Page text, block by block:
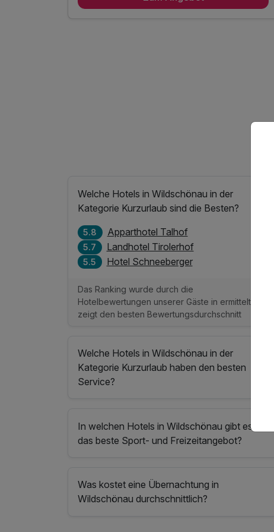
Welche Hotels in Wildschönau in der
Kategorie Kurzurlaub sind die Besten?
5.8 Apparthotel Talhof
5.7 Landhotel Tirolerhof
5.5 Hotel Schneeberger
Das Ranking wurde durch die
Hotelbewertungen unserer Gäste in ermittelt und
zeigt den besten Bewertungsdurchschnitt
Welche Hotels in Wildschönau in der
Kategorie Kurzurlaub haben den besten
Service?
In welchen Hotels in Wildschönau gibt es
das beste Sport- und Freizeitangebot?
Was kostet eine Übernachtung in
Wildschönau durchschnittlich?